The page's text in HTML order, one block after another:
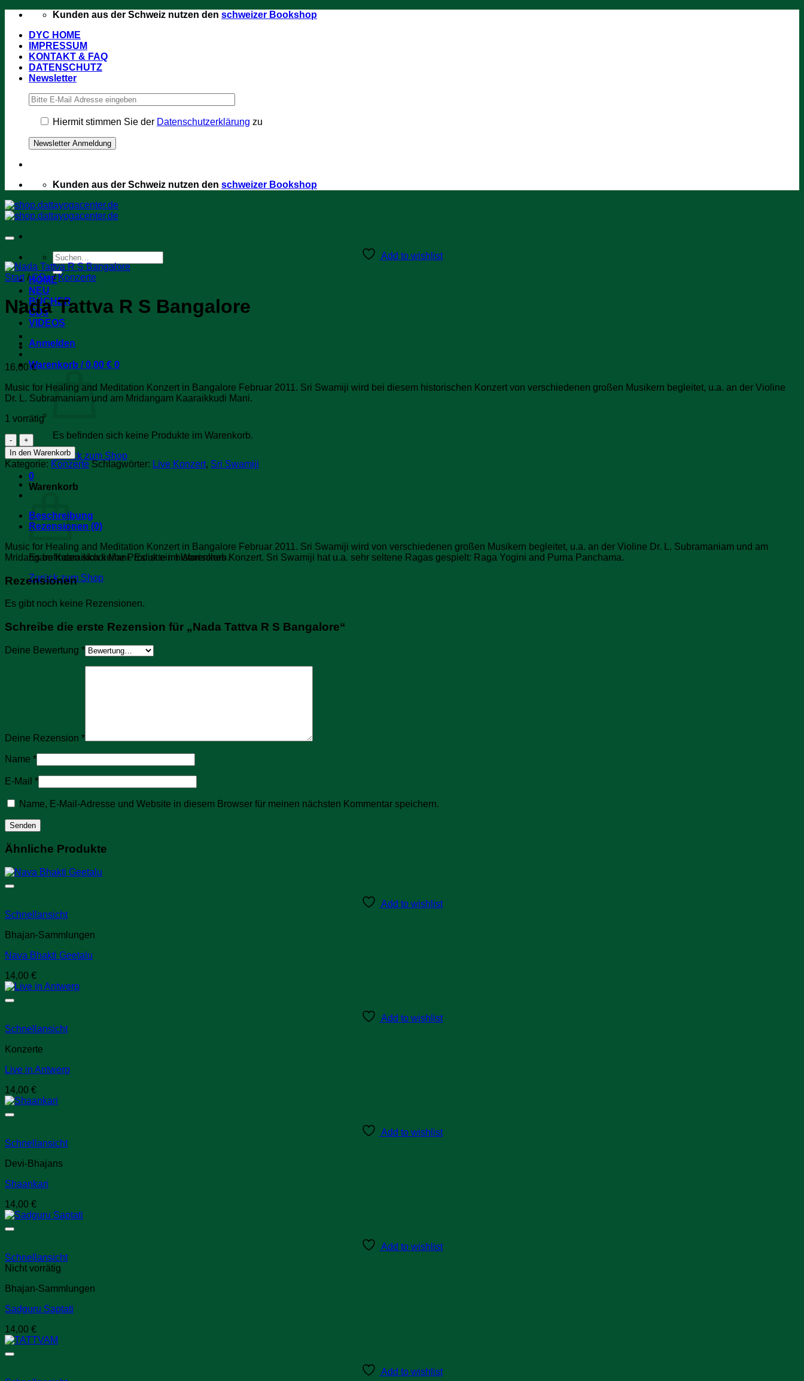
Zum
springen
Kunden aus der Schweiz nutzen den schweizer Bookshop
DYC HOME
IMPRESSUM
KONTAKT & FAQ
DATENSCHUTZ
Newsletter
Hiermit stimmen Sie der Datenschutzerklärung zu
Kunden aus der Schweiz nutzen den schweizer Bookshop
Suchen
nach:
HOME
NEU
BÜCHER
CDs
VIDEOS
Anmelden
Warenkorb /0,00 € 0
Es befinden sich keine Produkte im Warenkorb.
Zurück zum Shop
0
Warenkorb
Es befinden sich keine Produkte im Warenkorb.
Zurück zum Shop
Add to wishlist
Start / CDs / Konzerte
Nada Tattva R S Bangalore
16,00€
Music for Healing and Meditation Konzert in Bangalore Februar 2011. Sri Swamiji wird bei diesem historischen Konzert von verschiedenen großen Musikern begleitet, u.a. an der Violine
Dr. L. Subramaniam und am Mridangam Kaaraikkudi Mani.
1 vorrätig
Nada
Tattva
R
S
Bangalore
Menge
In den Warenkorb
Kategorie: Konzerte Schlagwörter: Live Konzert, Sri Swamiji
Beschreibung
Rezensionen (0)
Music for Healing and Meditation Konzert in Bangalore Februar 2011. Sri Swamiji wird von verschiedenen großen Musikern begleitet, u.a. an der Violine Dr. L. Subramaniam und am
Mridangam Kaaraikkudi Mani. Es ist ein historisches Konzert. Sri Swamiji hat u.a. sehr seltene Ragas gespielt: Raga Yogini and Purna Panchama.
Rezensionen
Es gibt noch keine Rezensionen.
Schreibe die erste Rezension für „Nada Tattva R S Bangalore“
Deine Bewertung *
Deine Rezension *
Name *
E-Mail *
Name, E-Mail-Adresse und Website in diesem Browser für meinen nächsten Kommentar speichern.
Ähnliche Produkte
Add to wishlist
Schnellansicht
Bhajan-Sammlungen
Nava Bhakti Geetalu
14,00 €
Add to wishlist
Schnellansicht
Konzerte
Live in Antwerp
14,00 €
Add to wishlist
Schnellansicht
Devi-Bhajans
Shaankari
14,00 €
Add to wishlist
Schnellansicht
Nicht vorrätig
Bhajan-Sammlungen
Sadguru Saptati
14,00 €
Add to wishlist